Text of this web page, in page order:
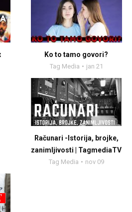
Ko to tamo govori?
Tag Media jan 21
Računari -Istorija, brojke,
zanimljivosti | TagmediaTV
Tag Media nov 09